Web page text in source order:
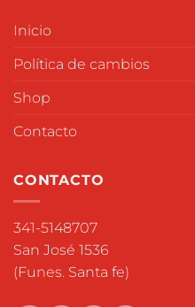
Inicio
Política de cambios
Shop
Contacto
CONTACTO
341-5148707
San José 1536
(Funes. Santa fe)